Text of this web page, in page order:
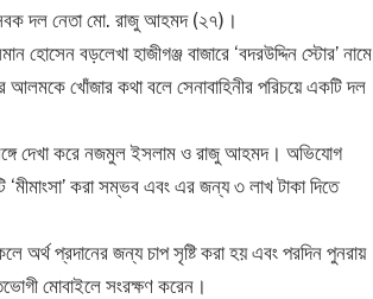
দল নেতা মো. রাজু আহমদ (২৭)।
হোসেন বড়লেখা হাজীগঞ্জ বাজারে ‘বদরউদ্দিন স্টোর’ নামে
আলমকে খোঁজার কথা বলে সেনাবাহিনীর পরিচয়ে একটি দল
দেখা করে নজমুল ইসলাম ও রাজু আহমদ। অভিযোগ
‘মীমাংসা’ করা সম্ভব এবং এর জন্য ৩ লাখ টাকা দিতে
প্রদানের জন্য চাপ সৃষ্টি করা হয় এবং পরদিন পুনরায়
মোবাইলে সংরক্ষণ করেন।